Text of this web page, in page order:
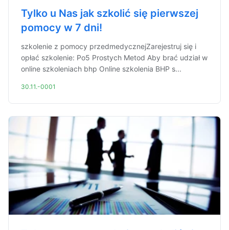
Tylko u Nas jak szkolić się pierwszej
pomocy w 7 dni!
szkolenie z pomocy przedmedycznejZarejestruj się i
opłać szkolenie: Po5 Prostych Metod Aby brać udział w
online szkoleniach bhp Online szkolenia BHP s...
30.11.-0001